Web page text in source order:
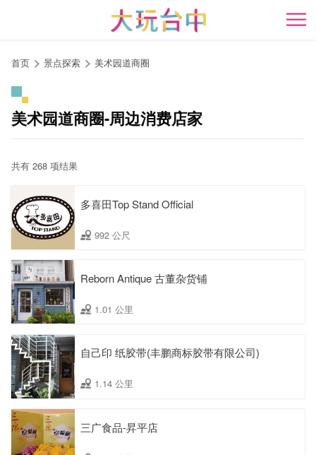
开
首页 景点探索 美术园道商圈
美术园道商圈-周边消费店家
共有 268 项结果
多喜田Top Stand Official
992 公尺
Reborn Antique 古董杂货铺
1.01 公里
自己印 纸胶带(丰鹏商标胶带有限公司)
1.14 公里
三广食品-昇平店